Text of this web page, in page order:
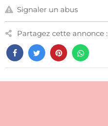
Signaler un abus
Partagez cette annonce :